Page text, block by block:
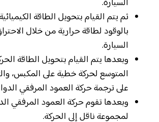
ثم يتم القيام بتحويل الطاقة
بالوقود لطاقة حرارية من خلال
السيارة.
وبعدها يتم القيام بتحويل الطاقة
المتوسع لحركة خطية على المكبس،
على ترجمة حركة العمود المرفقي
وبعدها تقوم حركة العمود المرفقي
لمجموعة ناقل إلى الحركة.